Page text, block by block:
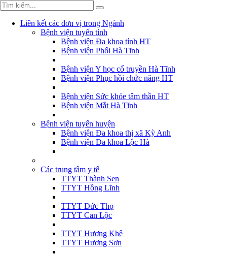
Liên kết các đơn vị trong Ngành
Bệnh viện tuyến tỉnh
Bệnh viện Đa khoa tỉnh HT
Bệnh viện Phổi Hà Tĩnh
Bệnh viện Y học cổ truyền Hà Tĩnh
Bệnh viện Phục hồi chức năng HT
Bệnh viện Sức khỏe tâm thần HT
Bệnh viện Mắt Hà Tĩnh
Bệnh viện tuyến huyện
Bệnh viện Đa khoa thị xã Kỳ Anh
Bệnh viện Đa khoa Lộc Hà
Các trung tâm y tế
TTYT Thành Sen
TTYT Hồng Lĩnh
TTYT Đức Thọ
TTYT Can Lộc
TTYT Hương Khê
TTYT Hương Sơn